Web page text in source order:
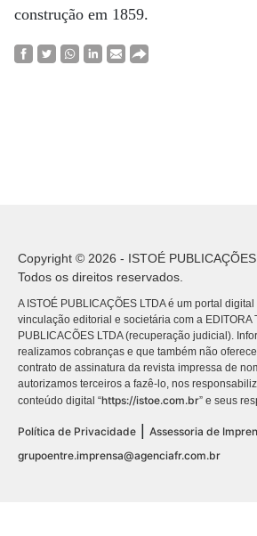
construção em 1859.
Copyright © 2026 - ISTOÉ
Todos os direitos reservados.
A ISTOÉ PUBLICAÇÕES LTDA é um portal
vinculação editorial e societária com a EDITORA
PUBLICACÕES LTDA (recuperação judicial).
realizamos cobranças e que também não
contrato de assinatura da revista impressa de
autorizamos terceiros a fazê-lo, nos
conteúdo digital “https://istoe.com.br” e seus
Política de Privacidade
Assessoria de
grupoentre.imprensa@agenciafr.com.br